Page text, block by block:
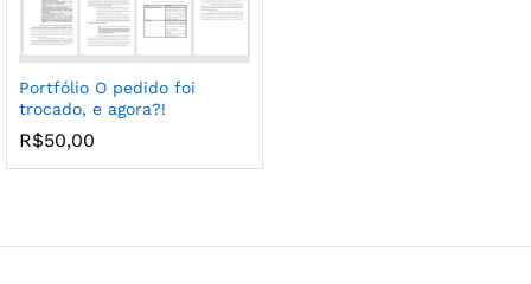
Portfólio O pedido foi
trocado, e agora?!
R$50,00